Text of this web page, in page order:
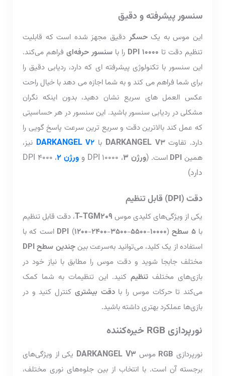
سنسور پیشرفته و دقیق
این موس به یکحسگر دقیق مجهز شده است که قابلیت
تنظیم دقت تا DPI 10000 را با سنسور حرفه‌ای فراهم می‌کند.
این سنسور با تکنولوژی پیشرفته ای که دارد، ردیابی دقیق را
برای شما فراهم می کند و به شما اجازه می دهد با خیال راحت
عکس العمل های سریع نشان دهید، بدون اینکه نگران
مشکلی در ردیابی سنسور باشید. این سنسور در هر حساسیتی
که عمل کند بالاترین دقت و سریع ترین سرعت پاسخ گویی را
دارد. تفاوت
DARKANGEL V3 با DARKANGEL V2
نیز،
همین DPI است.(ورژن 3 ، 10000 DPI و ورژن 2
، 4000 DPI
دارد)
دقت (DPI) قابل تنظیم
یکی از ویژگی‌های کلیدی موس T-TGM209، دقت قابل تنظیم
با5 سطح DPI (1200-2400-3500-5500-10000
) است که با
استفاده از یک کلید، می‌توانید به‌سرعت بینچندین سطح DPI
مختلف جابجا شوید و دقت موس را مطابق با نیاز خود در
بازی‌های مختلفتنظیمکنید. این تنظیمات به شما کمک
می‌کند تا حرکات موس را بادقت بیشتری کنترل کنید و در
بازی‌ها عملکرد بهتری داشته باشید.
نورپردازی RGB خیره‌کننده
نورپردازی RGB موس DARKANGEL V3 یکی از ویژگی‌های
برجسته آن است. با انتخاب از بین جلوه‌های نوری مختلف،